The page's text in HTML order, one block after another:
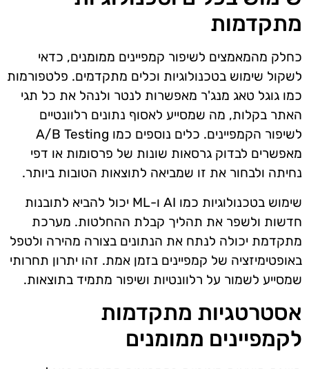
מתקדמות
כחלק מהמאמצים לשיפור קמפיינים ממומנים, כדאי
לשקול שימוש בטכנולוגיות וכלים מתקדמים. פלטפורמות
כמו גוגל טאג מנג'ר מאפשרות לנטר ולנהל את כל תגי
האתר בקלות, מה שמסייע לאסוף נתונים רלוונטיים
לשיפור הקמפיינים. כלים נוספים כמו A/B Testing
מאפשרים לבדוק גרסאות שונות של פרסומות או דפי
נחיתה ולבחור את זו שמביאה לתוצאות הטובות ביותר.
שימוש בטכנולוגיות כמו AI ו-ML יכול להביא לתובנות
חדשות ולשפר את תהליך קבלת ההחלטות. מערכת
מתקדמת יכולה לנתח את הנתונים בצורה מהירה ולטפל
באופטימיזציה של קמפיינים בזמן אמת. זהו יתרון תחרותי
שמסייע לשמור על רלוונטיות ושיפור מתמיד בתוצאות.
אסטרטגיות מתקדמות
לקמפיינים ממומנים